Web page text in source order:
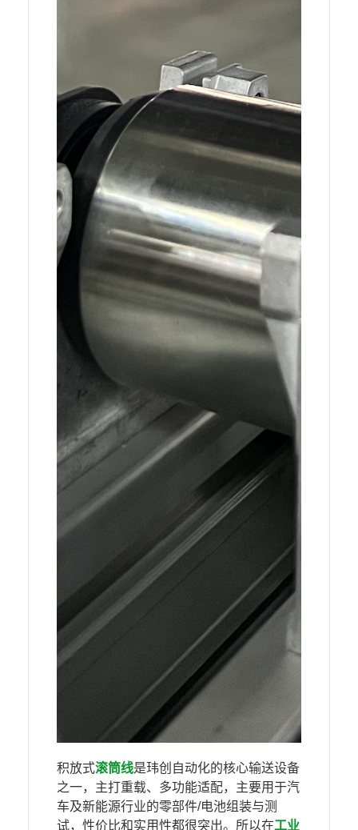
积放式滚筒线是玮创自动化的核心输送设备
之一，主打重载、多功能适配，主要用于汽
车及新能源行业的零部件/电池组装与测
试，性价比和实用性都很突出。所以在工业